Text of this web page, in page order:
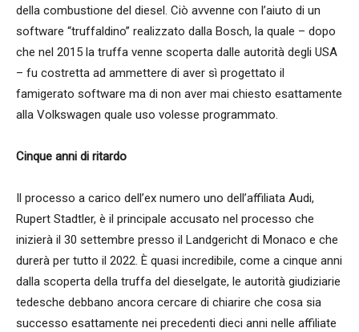
della combustione del diesel. Ciò avvenne con l’aiuto di un
software “truffaldino” realizzato dalla Bosch, la quale – dopo
che nel 2015 la truffa venne scoperta dalle autorità degli USA
– fu costretta ad ammettere di aver sì progettato il
famigerato software ma di non aver mai chiesto esattamente
alla Volkswagen quale uso volesse programmato.
Cinque anni di ritardo
Il processo a carico dell’ex numero uno dell’affiliata Audi,
Rupert Stadtler, è il principale accusato nel processo che
inizierà il 30 settembre presso il Landgericht di Monaco e che
durerà per tutto il 2022. È quasi incredibile, come a cinque anni
dalla scoperta della truffa del dieselgate, le autorità giudiziarie
tedesche debbano ancora cercare di chiarire che cosa sia
successo esattamente nei precedenti dieci anni nelle affiliate